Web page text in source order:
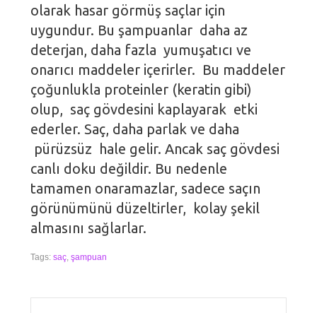
olarak hasar görmüş saçlar için
uygundur. Bu şampuanlar daha az
deterjan, daha fazla yumuşatıcı ve
onarıcı maddeler içerirler. Bu maddeler
çoğunlukla proteinler (keratin gibi)
olup, saç gövdesini kaplayarak etki
ederler. Saç, daha parlak ve daha
pürüzsüz hale gelir. Ancak saç gövdesi
canlı doku değildir. Bu nedenle
tamamen onaramazlar, sadece saçın
görünümünü düzeltirler, kolay şekil
almasını sağlarlar.
Tags:saç,şampuan